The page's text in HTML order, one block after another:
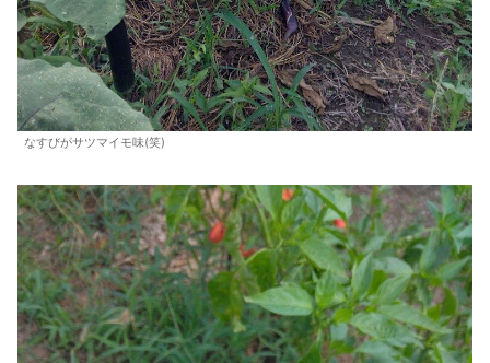
なすびがサツマイモ味(笑)